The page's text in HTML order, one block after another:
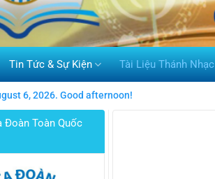
Tin Tức & Sự Kiện Tài Liệu Thánh Nhạc
6, 2026. Good afternoon!
Đoàn Toàn Quốc